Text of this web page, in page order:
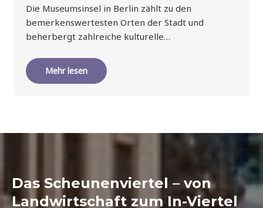
Die Museumsinsel in Berlin zählt zu den
bemerkenswertesten Orten der Stadt und
beherbergt zahlreiche kulturelle…
Mehr lesen
Das Scheunenviertel – von
Landwirtschaft zum In-Viertel